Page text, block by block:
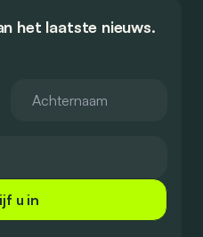
het laatste nieuws.
u in